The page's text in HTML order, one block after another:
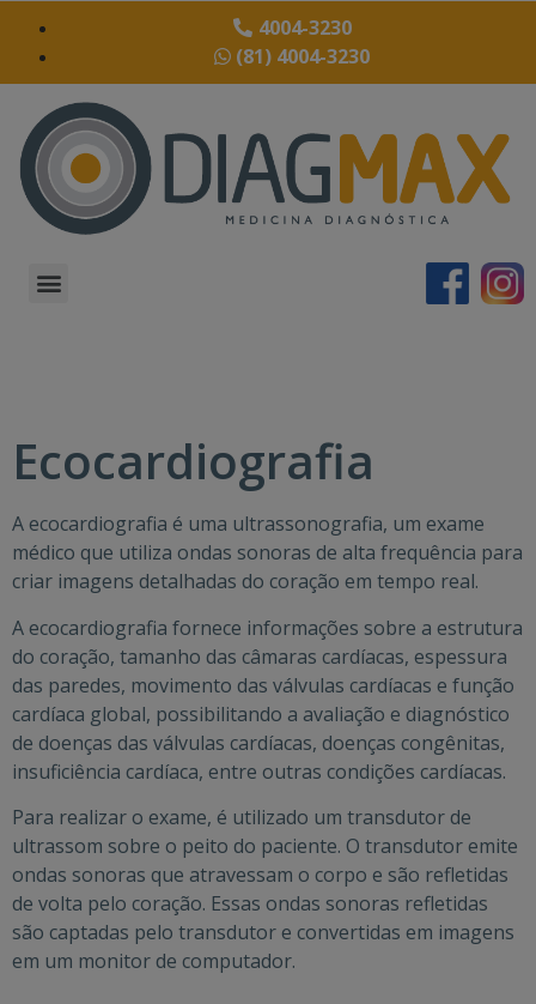
4004-3230
(81) 4004-3230
Ecocardiografia
A ecocardiografia é uma ultrassonografia, um exame
médico que utiliza ondas sonoras de alta frequência para
criar imagens detalhadas do coração em tempo real.
A ecocardiografia fornece informações sobre a estrutura
do coração, tamanho das câmaras cardíacas, espessura
das paredes, movimento das válvulas cardíacas e função
cardíaca global, possibilitando a avaliação e diagnóstico
de doenças das válvulas cardíacas, doenças congênitas,
insuficiência cardíaca, entre outras condições cardíacas.
Para realizar o exame, é utilizado um transdutor de
ultrassom sobre o peito do paciente. O transdutor emite
ondas sonoras que atravessam o corpo e são refletidas
de volta pelo coração. Essas ondas sonoras refletidas
são captadas pelo transdutor e convertidas em imagens
em um monitor de computador.